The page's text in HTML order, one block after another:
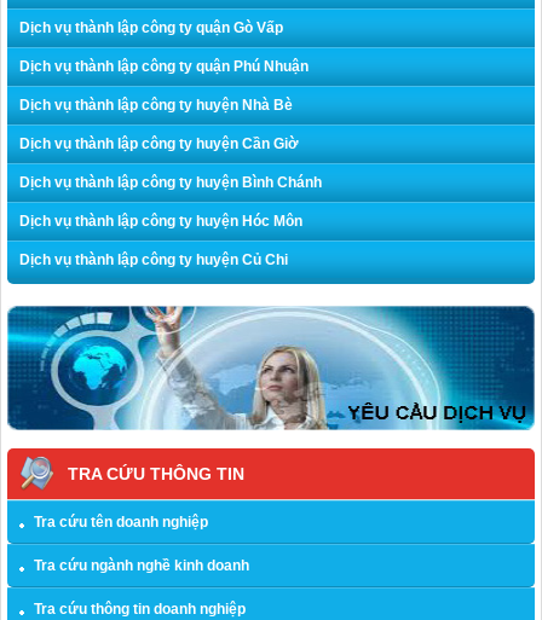
Dịch vụ thành lập công ty quận Gò Vấp
Dịch vụ thành lập công ty quận Phú Nhuận
Dịch vụ thành lập công ty huyện Nhà Bè
Dịch vụ thành lập công ty huyện Cần Giờ
Dịch vụ thành lập công ty huyện Bình Chánh
Dịch vụ thành lập công ty huyện Hóc Môn
Dịch vụ thành lập công ty huyện Củ Chi
TRA CỨU THÔNG TIN
Tra cứu tên doanh nghiệp
Tra cứu ngành nghề kinh doanh
Tra cứu thông tin doanh nghiệp